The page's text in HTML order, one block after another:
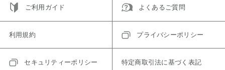
ご利用ガイド よくあるご質問
利用規約 プライバシーポリシー
セキュリティーポリシー 特定商取引法に基づく表記